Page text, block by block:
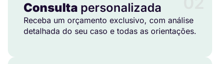
Consulta personalizada
Receba um orçamento exclusivo, com análise
detalhada do seu caso e todas as orientações.